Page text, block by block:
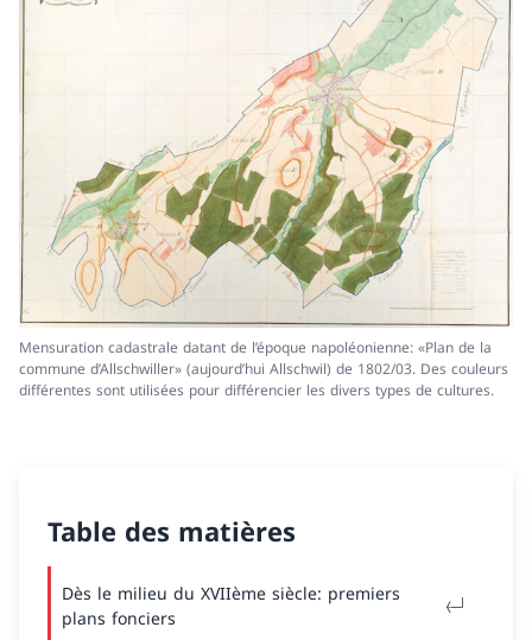
Mensuration cadastrale datant de l’époque napoléonienne: «Plan de la
commune d’Allschwiller» (aujourd’hui Allschwil) de 1802/03. Des couleurs
différentes sont utilisées pour différencier les divers types de cultures.
Table des matières
Dès le milieu du XVIIème siècle: premiers
plans fonciers